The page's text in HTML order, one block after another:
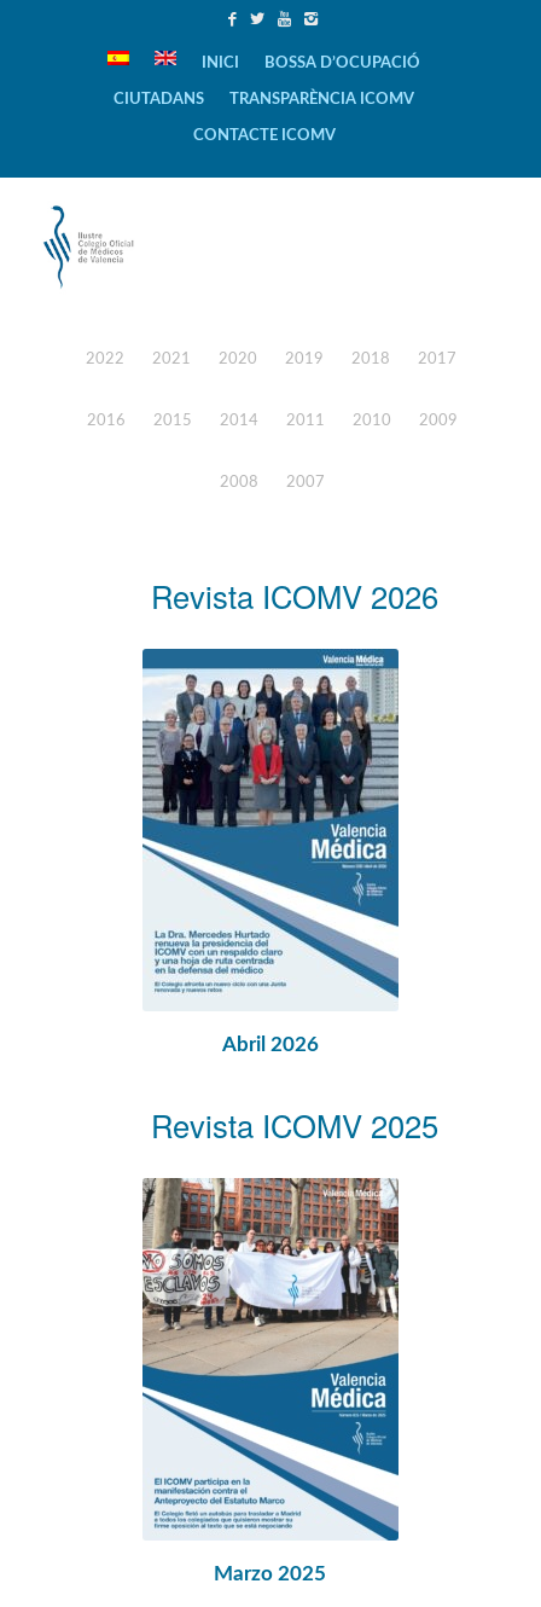
INICI BOSSA D’OCUPACIÓ
CIUTADANS TRANSPARÈNCIA ICOMV
CONTACTE ICOMV
2022 2021 2020 2019 2018 2017
2016 2015 2014 2011 2010 2009
2008 2007
Revista ICOMV 2026
Abril 2026
Revista ICOMV 2025
Marzo 2025